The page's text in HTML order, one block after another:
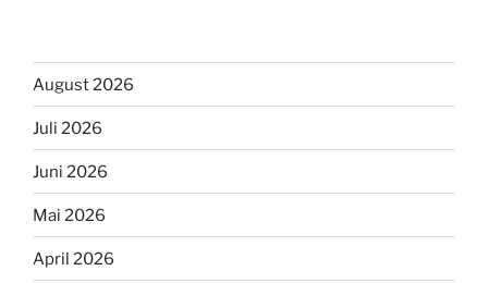
August 2026
Juli 2026
Juni 2026
Mai 2026
April 2026